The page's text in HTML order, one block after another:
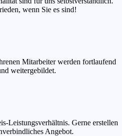
wenn Sie es sind!
Mitarbeiter werden fortlaufend
weitergebildet.
Leistungsverhältnis. Gerne erstellen
Angebot.